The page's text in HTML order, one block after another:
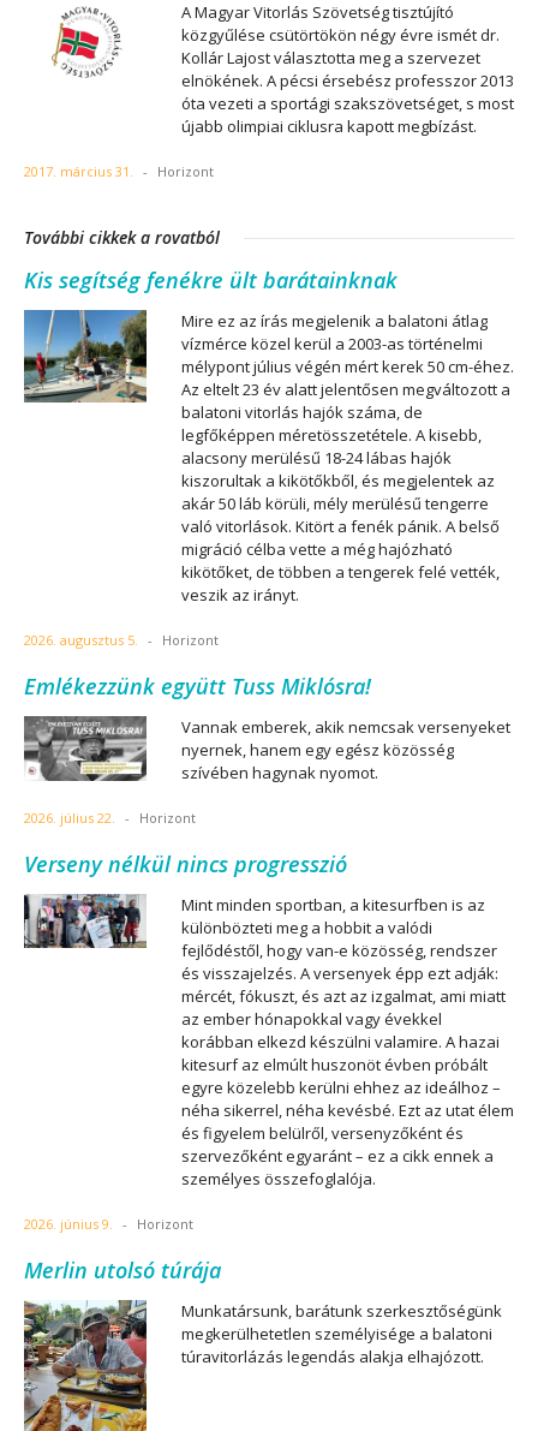
A Magyar Vitorlás Szövetség tisztújító
közgyűlése csütörtökön négy évre ismét dr.
Kollár Lajost választotta meg a szervezet
elnökének. A pécsi érsebész professzor 2013
óta vezeti a sportági szakszövetséget, s most
újabb olimpiai ciklusra kapott megbízást.
2017. március 31. - Horizont
További cikkek a rovatból
Kis segítség fenékre ült barátainknak
Mire ez az írás megjelenik a balatoni átlag
vízmérce közel kerül a 2003-as történelmi
mélypont július végén mért kerek 50 cm-éhez.
Az eltelt 23 év alatt jelentősen megváltozott a
balatoni vitorlás hajók száma, de
legfőképpen méretösszetétele. A kisebb,
alacsony merülésű 18-24 lábas hajók
kiszorultak a kikötőkből, és megjelentek az
akár 50 láb körüli, mély merülésű tengerre
való vitorlások. Kitört a fenék pánik. A belső
migráció célba vette a még hajózható
kikötőket, de többen a tengerek felé vették,
veszik az irányt.
2026. augusztus 5. - Horizont
Emlékezzünk együtt Tuss Miklósra!
Vannak emberek, akik nemcsak versenyeket
nyernek, hanem egy egész közösség
szívében hagynak nyomot.
2026. július 22. - Horizont
Verseny nélkül nincs progresszió
Mint minden sportban, a kitesurfben is az
különbözteti meg a hobbit a valódi
fejlődéstől, hogy van-e közösség, rendszer
és visszajelzés. A versenyek épp ezt adják:
mércét, fókuszt, és azt az izgalmat, ami miatt
az ember hónapokkal vagy évekkel
korábban elkezd készülni valamire. A hazai
kitesurf az elmúlt huszonöt évben próbált
egyre közelebb kerülni ehhez az ideálhoz –
néha sikerrel, néha kevésbé. Ezt az utat élem
és figyelem belülről, versenyzőként és
szervezőként egyaránt – ez a cikk ennek a
személyes összefoglalója.
2026. június 9. - Horizont
Merlin utolsó túrája
Munkatársunk, barátunk szerkesztőségünk
megkerülhetetlen személyisége a balatoni
túravitorlázás legendás alakja elhajózott.